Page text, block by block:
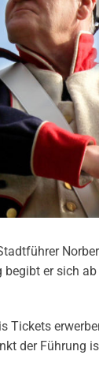
er sich
der Führung